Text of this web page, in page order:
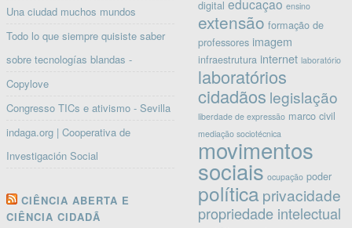
Una ciudad muchos mundos
Todo lo que siempre quisiste saber
sobre tecnologías blandas -
Copylove
Congresso TICs e ativismo - Sevilla
indaga.org | Cooperativa de
Investigación Social
CIÊNCIA ABERTA E
CIÊNCIA CIDADÃ
digital educaçao ensino
extensão formação de
professores imagem
infraestrutura internet laboratório
laboratórios
cidadãos legislação
liberdade de expressão marco civil
mediação sociotécnica
movimentos
sociais ocupação poder
política privacidade
propriedade intelectual